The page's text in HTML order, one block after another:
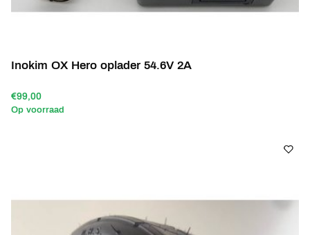
Inokim OX Hero oplader 54.6V 2A
€99,00
Op voorraad